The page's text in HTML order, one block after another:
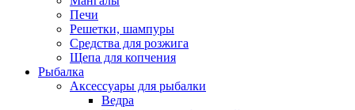
Печи
Решетки, шампуры
Средства для розжига
Щепа для копчения
Рыбалка
Аксессуары для рыбалки
Ведра